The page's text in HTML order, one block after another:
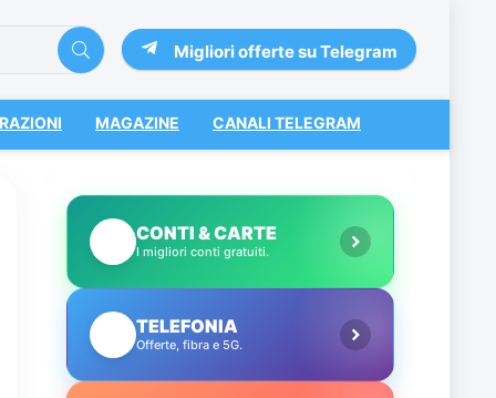
Migliori offerte su Telegram
MAGAZINE CANALI TELEGRAM
CONTI & CARTE
I migliori conti gratuiti.
TELEFONIA
Offerte, fibra e 5G.